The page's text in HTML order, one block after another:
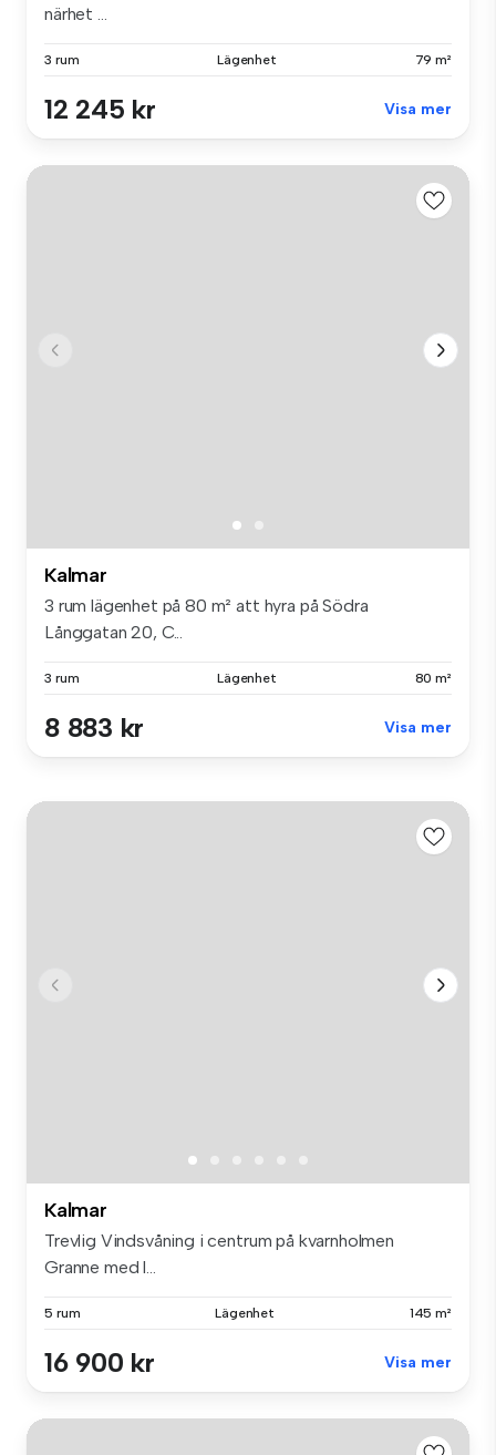
närhet ...
3 rum Lägenhet 79 m²
12 245 kr Visa mer
Kalmar
3 rum lägenhet på 80 m² att hyra på Södra
Långgatan 20, C...
3 rum Lägenhet 80 m²
8 883 kr Visa mer
Kalmar
Trevlig Vindsvåning i centrum på kvarnholmen
Granne med l...
5 rum Lägenhet 145 m²
16 900 kr Visa mer